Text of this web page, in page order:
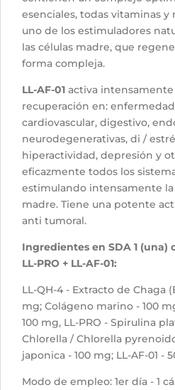
esenciales, todas vitaminas y
uno de los estimuladores
las células madre, que
forma compleja.
LL-AF-01 activa intensamente
recuperación en:
cardiovascular, digestivo,
neurodegenerativas, di /
hiperactividad, depresión y
eficazmente todos los
estimulando intensamente
madre. Tiene una potente
anti tumoral.
Ingredientes en SDA 1 (una)
LL-PRO + LL-AF-01:
LL-QH-4 - Extracto de Chaga
mg; Colágeno marino - 100
100 mg, LL-PRO - Spirulina
Chlorella / Chlorella
japonica - 100 mg; LL-AF-01 -
Modo de empleo: 1er día - 1